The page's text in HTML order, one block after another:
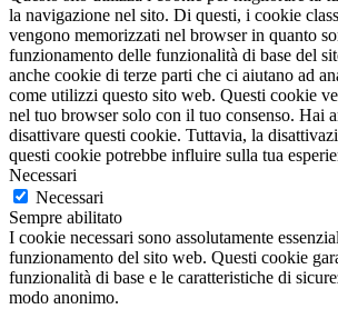
la navigazione nel sito. Di questi, i cookie
vengono memorizzati nel browser in quanto
funzionamento delle funzionalità di base del
anche cookie di terze parti che ci aiutano ad
come utilizzi questo sito web. Questi cookie
nel tuo browser solo con il tuo consenso. Hai
disattivare questi cookie. Tuttavia, la
questi cookie potrebbe influire sulla tua
Necessari
Necessari
Sempre abilitato
I cookie necessari sono assolutamente
funzionamento del sito web. Questi cookie
funzionalità di base e le caratteristiche di
modo anonimo.